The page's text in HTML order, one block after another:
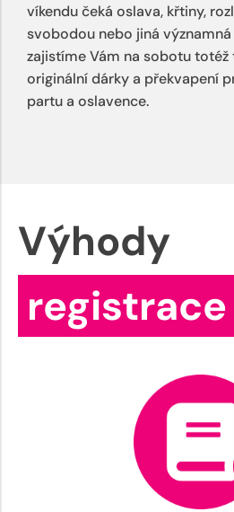
víkendu čeká oslava, křtiny,
svobodou nebo jiná
zajistíme Vám na sobotu totéž
originální dárky a překvapení
partu a oslavence.
Výhody
registrace